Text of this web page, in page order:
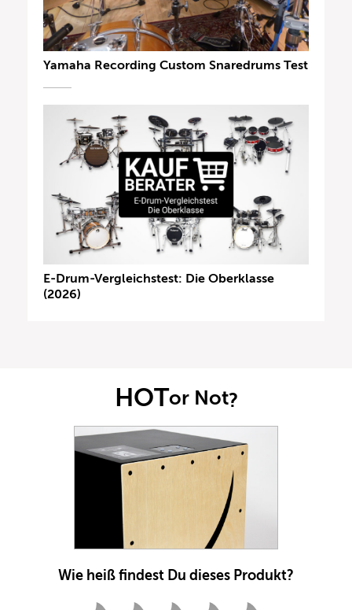
Yamaha Recording Custom Snaredrums Test
E-Drum-Vergleichstest: Die Oberklasse
(2026)
HOTor Not?
Wie heiß findest Du dieses Produkt?